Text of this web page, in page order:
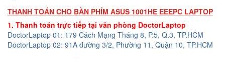
THANH TOÁN CHO BÀN PHÍM ASUS 1001HE EEEPC LAPTOP
1. Thanh toán trực tiếp tại văn phòng DoctorLaptop
DoctorLaptop 01: 179 Cách Mạng Tháng 8, P.5, Q.3, TP.HCM
DoctorLaptop 02: 91A đường 3/2, Phường 11, Quận 10, TP.HCM